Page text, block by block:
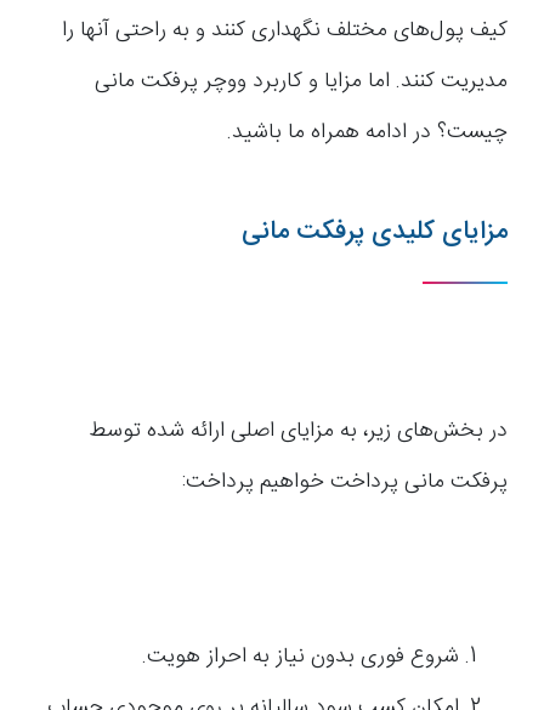
کیف پول‌های مختلف نگهداری کنند و به راحتی آنها را
مدیریت کنند. اما مزایا و کاربرد ووچر پرفکت مانی
چیست؟ در ادامه همراه ما باشید.
مزایای کلیدی پرفکت مانی
در بخش‌های زیر، به مزایای اصلی ارائه شده توسط
پرفکت مانی پرداخت خواهیم پرداخت:
شروع فوری بدون نیاز به احراز هویت.